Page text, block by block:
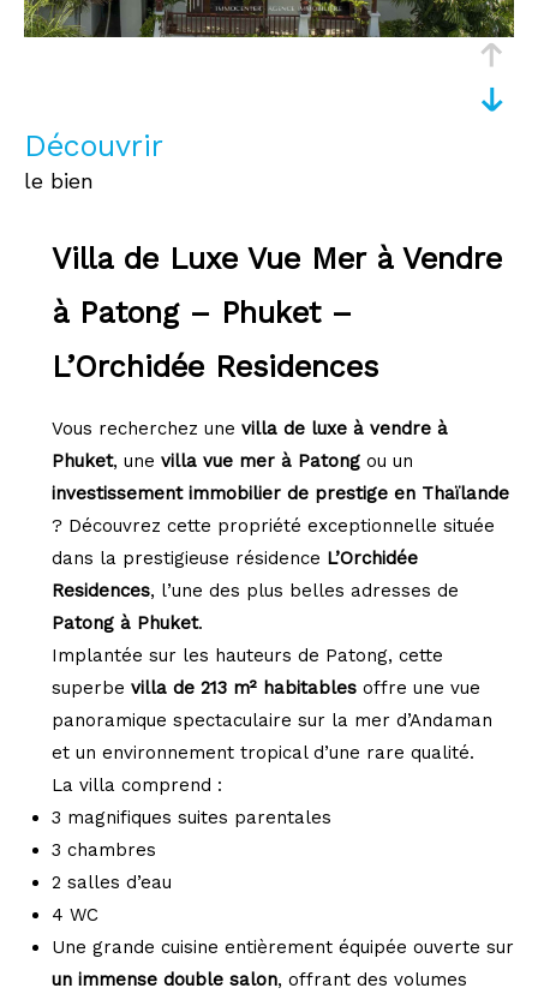
découvrir
le bien
Villa de Luxe Vue Mer à Vendre
à Patong – Phuket –
L’Orchidée Residences
Vous recherchez une villa de luxe à vendre à
Phuket, une villa vue mer à Patongou un
investissement immobilier de prestige en Thaïlande
? Découvrez cette propriété exceptionnelle située
dans la prestigieuse résidence L’Orchidée
Residences, l’une des plus belles adresses de
Patong à Phuket.
Implantée sur les hauteurs de Patong, cette
superbe villa de 213 m² habitablesoffre une vue
panoramique spectaculaire sur la mer d’Andaman
et un environnement tropical d’une rare qualité.
La villa comprend :
3 magnifiques suites parentales
3 chambres
2 salles d’eau
4 WC
Une grande cuisine entièrement équipée ouverte sur
un immense double salon, offrant des volumes